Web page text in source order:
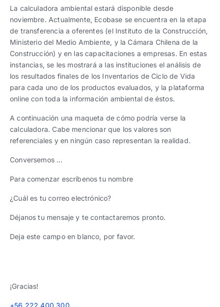
La calculadora ambiental estará disponible desde
noviembre. Actualmente, Ecobase se encuentra en la etapa
de transferencia a oferentes (el Instituto de la Construcción,
Ministerio del Medio Ambiente, y la Cámara Chilena de la
Construcción) y en las capacitaciones a empresas. En estas
instancias, se les mostrará a las instituciones el análisis de
los resultados finales de los Inventarios de Ciclo de Vida
para cada uno de los productos evaluados, y la plataforma
online con toda la información ambiental de éstos.
A continuación una maqueta de cómo podría verse la
calculadora. Cabe mencionar que los valores son
referenciales y en ningún caso representan la realidad.
Conversemos …
Para comenzar escríbenos tu nombre
¿Cuál es tu correo electrónico?
Déjanos tu mensaje y te contactaremos pronto.
Deja este campo en blanco, por favor.
¡Gracias!
+56 222 400 300